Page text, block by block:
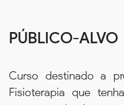
PÚBLICO-ALVO
Curso destinado a
Fisioterapia que